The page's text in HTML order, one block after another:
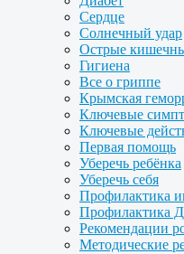
Сердце
Солнечный удар
Острые
Гигиена
Все о гриппе
Крымская
Ключевые
Ключевые
Первая помощь
Уберечь ребёнка
Уберечь себя
Профилактика
Профилактика
Рекомендации
Методические